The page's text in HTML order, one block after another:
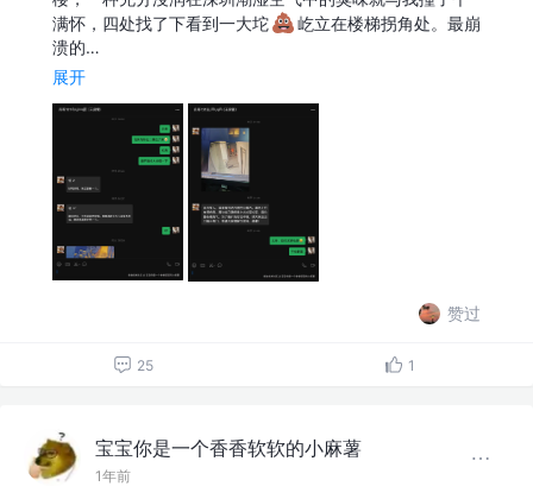
满怀，四处找了下看到一大坨
屹立在楼梯拐角处。最崩
溃的…
展开
赞过
25 1
宝宝你是一个香香软软的小麻薯
1年前